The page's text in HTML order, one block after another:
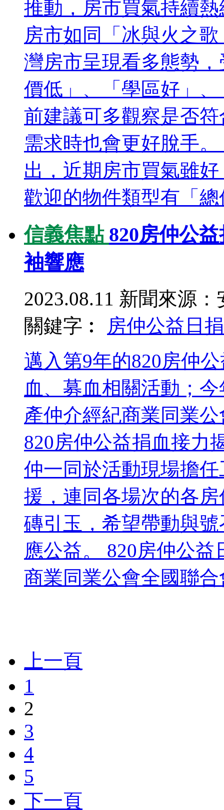
推動，房市買氣持續
房市如同「冰與火之
灣房市呈現看多態勢
價低」、「學區好」
前建議可多觀察是否
需求時也會更好脫手
出，近期房市買氣雖
歡迎的物件類型有「
信義焦點 820房仲公
袖響應
2023.08.11 新聞來源：
關鍵字︰
房仲公益日
邁入第9年的820房仲
血、募血相關活動；
產仲介經紀商業同業
820房仲公益捐血接力
仲一同於活動現場擔
援，連同各場次的各
磚引玉，希望帶動與
應公益。 820房仲公
商業同業公會全國聯
上一頁
1
2
3
4
5
下一頁